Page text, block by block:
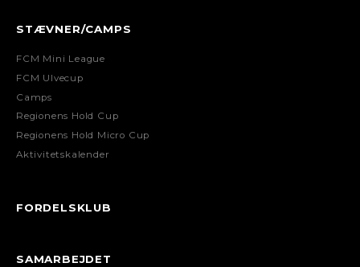
STÆVNER/CAMPS
FCM Mini League
FCM Ulvecup
Camps
Regionens Hold Cup
Regionens Hold Micro Cup
Aktivitetskalender
FORDELSKLUB
SAMARBEJDET